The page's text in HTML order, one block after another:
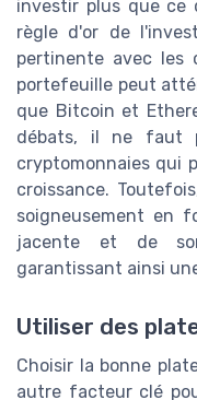
investir plus que ce
règle d'or de
pertinente avec les
portefeuille peut
que Bitcoin et
débats, il ne faut
cryptomonnaies qui
croissance.
soigneusement en
jacente et de
garantissant ainsi
Utiliser des
Choisir la bonne
autre facteur clé